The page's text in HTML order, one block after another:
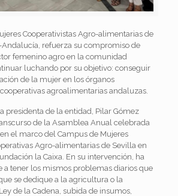
Cooperativistas Agro-alimentarias de
refuerza su compromiso de
femenino agro en la comunidad
luchando por su objetivo: conseguir
de la mujer en los órganos
agroalimentarias andaluzas.
presidenta de la entidad, Pilar Gómez
de la Asamblea Anual celebrada
el marco del Campus de Mujeres
Agro-alimentarias de Sevilla en
la Caixa. En su intervención, ha
a tener los mismos problemas diarios que
se dedique a la agricultura o la
de la Cadena, subida de insumos,